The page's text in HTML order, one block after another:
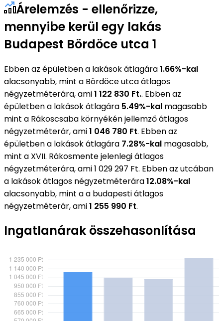
Árelemzés - ellenőrizze,
mennyibe kerül egy lakás
Budapest Bördöce utca 1
Ebben az épületben a lakások átlagára1.66%-kal
alacsonyabb, mint a Bördöce utca átlagos
négyzetméterára, ami1 122 830 Ft.. Ebben az
épületben a lakások átlagára 5.49%-kal magasabb
mint a Rákoscsaba környékén jellemző átlagos
négyzetméterár, ami1 046 780 Ft. Ebben az
épületben a lakások átlagára 7.28%-kal magasabb,
mint a XVII. Rákosmente jelenlegi átlagos
négyzetméterára, ami 1 029 297 Ft. Ebben az utcában
a lakások átlagos négyzetméterára12.08%-kal
alacsonyabb, mint a a budapesti átlagos
négyzetméterár, ami1 255 990 Ft.
Ingatlanárak összehasonlítása